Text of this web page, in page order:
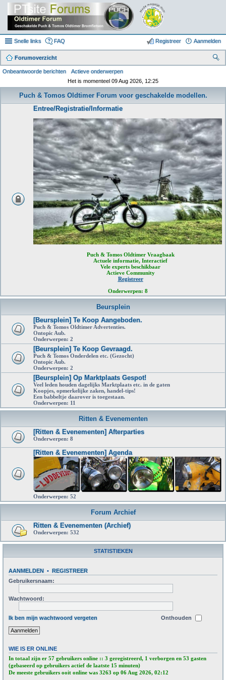
Snelle links FAQ Aanmelden
Registreer
Forumoverzicht
Onbeantwoorde berichten
Actieve onderwerpen
Het is momenteel 09 Aug 2026, 12:25
Puch & Tomos Oldtimer Forum voor geschakelde modellen.
Entree/Registratie/Informatie
Puch & Tomos Oldtimer Vraagbaak
Actuele informatie, Interactief
Vele experts beschikbaar
Actieve Community
Registreer
Onderwerpen: 8
Beursplein
[Beursplein] Te Koop Aangeboden.
Puch & Tomos Oldtimer Advertenties.
Ontopic Aub.
Onderwerpen: 2
[Beursplein] Te Koop Gevraagd.
Puch & Tomos Onderdelen etc. (Gezocht)
Ontopic Aub.
Onderwerpen: 2
[Beursplein] Op Marktplaats Gespot!
Veel leden houden dagelijks Marktplaats etc. in de gaten
Koopjes, opmerkelijke zaken, handel-tips!
Een babbeltje daarover is toegestaan.
Onderwerpen: 11
Ritten & Evenementen
[Ritten & Evenementen] Afterparties
Onderwerpen: 8
[Ritten & Evenementen] Agenda
Onderwerpen: 52
Forum Archief
Ritten & Evenementen (Archief)
Onderwerpen: 532
STATISTIEKEN
AANMELDEN •
REGISTREER
Gebruikersnaam:
Wachtwoord:
Ik ben mijn wachtwoord vergeten Onthouden
WIE IS ER ONLINE
In totaal zijn er 57 gebruikers online :: 3 geregistreerd, 1 verborgen en 53 gasten
(gebaseerd op gebruikers actief de laatste 15 minuten)
De meeste gebruikers ooit online was 3263 op 06 Aug 2026, 02:12